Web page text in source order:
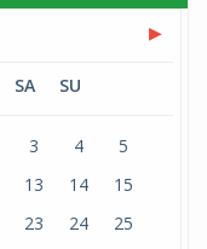
▶
SA SU
3 4
5
13 14
15
23 24
25